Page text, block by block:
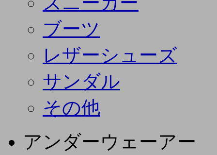
ブーツ
レザーシューズ
サンダル
その他
アンダーウェーアー